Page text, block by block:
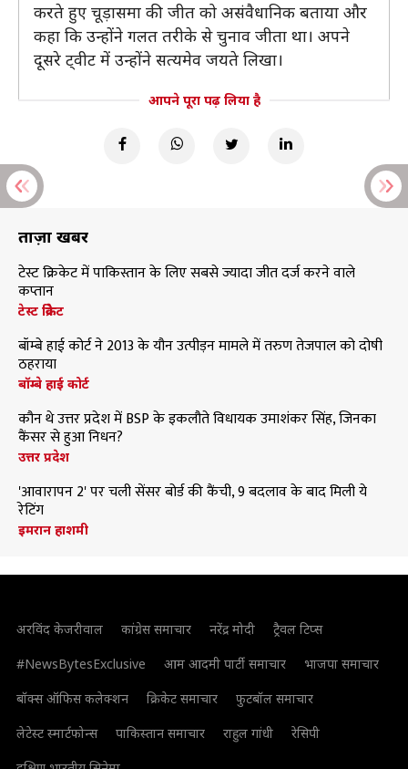
करते हुए चूड़ासमा की जीत को असंवैधानिक बताया और
कहा कि उन्होंने गलत तरीके से चुनाव जीता था। अपने
दूसरे ट्वीट में उन्होंने सत्यमेव जयते लिखा।
आपने पूरा पढ़ लिया है
ताज़ा खबरें
टेस्ट क्रिकेट में पाकिस्तान के लिए सबसे ज्यादा जीत दर्ज करने वाले
कप्तान
टेस्ट क्रिकेट
बॉम्बे हाई कोर्ट ने 2013 के यौन उत्पीड़न मामले में तरुण तेजपाल को दोषी
ठहराया
बॉम्बे हाई कोर्ट
कौन थे उत्तर प्रदेश में BSP के इकलौते विधायक उमाशंकर सिंह, जिनका
कैंसर से हुआ निधन?
उत्तर प्रदेश
'आवारापन 2' पर चली सेंसर बोर्ड की कैंची, 9 बदलाव के बाद मिली ये
रेटिंग
इमरान हाशमी
अरविंद केजरीवाल कांग्रेस समाचार नरेंद्र मोदी
ट्रैवल टिप्स
#NewsBytesExclusive
आम आदमी पार्टी समाचार
भाजपा समाचार
बॉक्स ऑफिस कलेक्शन
क्रिकेट समाचार
फुटबॉल समाचार
लेटेस्ट स्मार्टफोन्स
पाकिस्तान समाचार राहुल गांधी
रेसिपी